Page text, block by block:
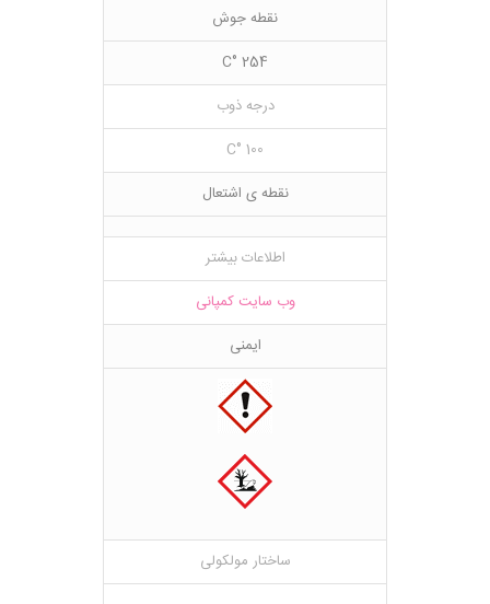
نقطه جوش
254 °C
درجه ذوب
100 °C
نقطه ی اشتعال
اطلاعات بیشتر
وب سایت کمپانی
ایمنی
ساختار مولکولی